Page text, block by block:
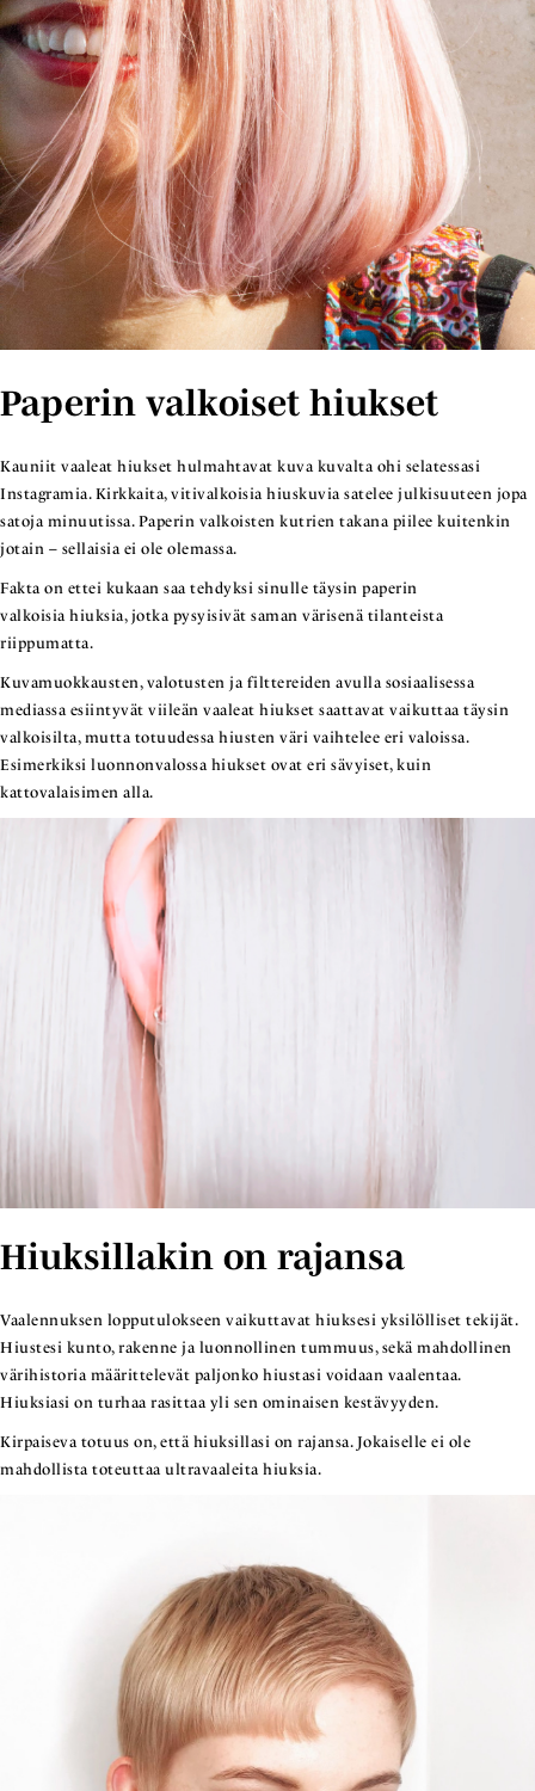
Paperin valkoiset hiukset
Kauniit vaaleat hiukset hulmahtavat kuva kuvalta ohi selatessasi
Instagramia. Kirkkaita, vitivalkoisia hiuskuvia satelee julkisuuteen jopa
satoja minuutissa. Paperin valkoisten kutrien takana piilee kuitenkin
jotain – sellaisia ei ole olemassa.
Fakta on ettei kukaan saa tehdyksi sinulle täysin paperin
valkoisia hiuksia, jotka pysyisivät saman värisenä tilanteista
riippumatta.
Kuvamuokkausten, valotusten ja filttereiden avulla sosiaalisessa
mediassa esiintyvät viileän vaaleat hiukset saattavat vaikuttaa täysin
valkoisilta, mutta totuudessa hiusten väri vaihtelee eri valoissa.
Esimerkiksi luonnonvalossa hiukset ovat eri sävyiset, kuin
kattovalaisimen alla.
Hiuksillakin on rajansa
Vaalennuksen lopputulokseen vaikuttavat hiuksesi yksilölliset tekijät.
Hiustesi kunto, rakenne ja luonnollinen tummuus, sekä mahdollinen
värihistoria määrittelevät paljonko hiustasi voidaan vaalentaa.
Hiuksiasi on turhaa rasittaa yli sen ominaisen kestävyyden.
Kirpaiseva totuus on, että hiuksillasi on rajansa. Jokaiselle ei ole
mahdollista toteuttaa ultravaaleita hiuksia.